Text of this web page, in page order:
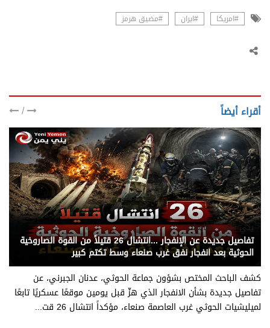
#امريكا #ايران #مضيق هرمز
أقراء أيضاً /
يني يمن - متابعات
تفاصيل جديدة عن الإنفجار ...انتشال 26 قتيلاً من القوة الصاروخية
الحوثية بعد انفجار نفق غرب صنعاء وسط تكتم كبير
كشف الباحث المختص بشؤون جماعة الحوثي، عدنان الجبرني، عن
تفاصيل جديدة بشأن الانفجار الذي هزّ قبل يومين موقعًا عسكريًا تابعًا
لميليشيات الحوثي غرب العاصمة صنعاء، مؤكداً انتشال 26 قت...